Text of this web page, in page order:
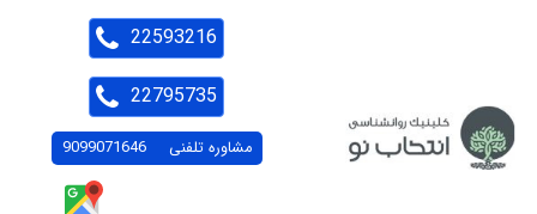
مشاوره تلفنی 9099071646
22593216
22795735